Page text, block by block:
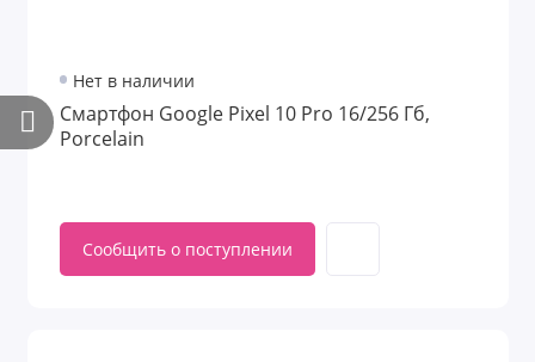
Нет в наличии
Смартфон Google Pixel 10 Pro 16/256 Гб,
Porcelain
Сообщить о поступлении